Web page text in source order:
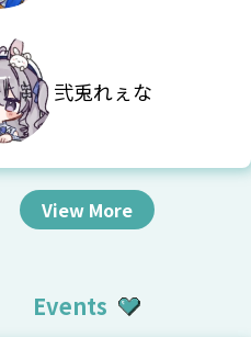
弐兎れぇな
View More
Events